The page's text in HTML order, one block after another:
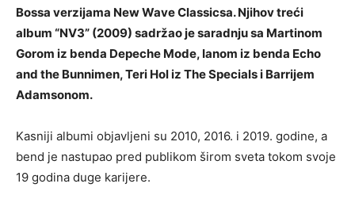
Bossa verzijama New Wave Classicsa. Njihov treći
album “NV3” (2009) sadržao je saradnju sa Martinom
Gorom iz benda Depeche Mode, Ianom iz benda Echo
and the Bunnimen, Teri Hol iz The Specials i Barrijem
Adamsonom.
Kasniji albumi objavljeni su 2010, 2016. i 2019. godine, a
bend je nastupao pred publikom širom sveta tokom svoje
19 godina duge karijere.